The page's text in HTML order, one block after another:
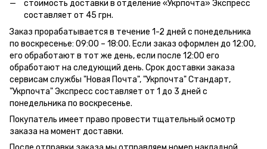
стоимость доставки в отделение «Укрпочта» Экспресс
составляет от 45 грн.
Заказ прорабатывается в течение 1-2 дней с понедельника
по воскресенье: 09:00 – 18:00. Если заказ оформлен до 12:00,
его обработают в тот же день, если после 12:00 его
обработают на следующий день. Срок доставки заказа
сервисам службы "Новая Почта", "Укрпочта" Стандарт,
"Укрпочта" Экспресс составляет от 1 до 3 дней с
понедельника по воскресенье.
Покупатель имеет право провести тщательный осмотр
заказа на момент доставки.